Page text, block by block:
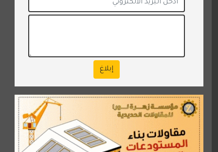
إبلاغ